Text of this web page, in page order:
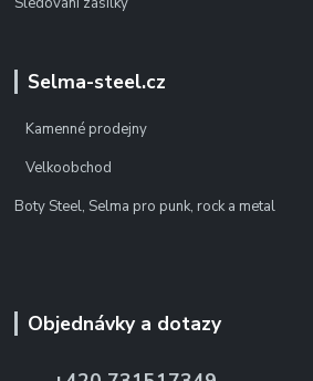
Selma-steel.cz
Kamenné prodejny
Velkoobchod
Boty Steel, Selma pro punk, rock a metal
Objednávky a dotazy